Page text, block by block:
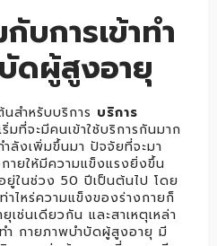
บการเข้าทำ
ดผู้สูงอายุ
นสำหรับบริการ บริการ
ริ่มที่จะมีคนเข้าใช้บริการกันมาก
ลังเพิ่มขึ้นมา ปัจจัยที่จะมา
ายให้มีความแข็งแรงยิ่งขึ้น
ยู่ในช่วง 50 ปีเป็นต้นไป โดย
าไหร่ความแข็งของร่างกายก็
เช่นเดียวกัน และสาเหตุเหล่า
ำ กายภาพบำบัดผู้สูงอายุ มี